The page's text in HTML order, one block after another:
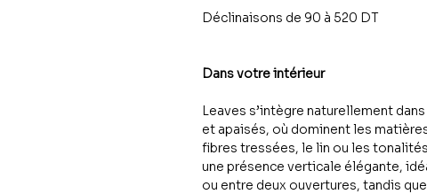
Déclinaisons de 90 à 520 DT
Dans votre intérieur
Leaves s’intègre naturellement
et apaisés, où dominent les
fibres tressées, le lin ou les
une présence verticale élégante,
ou entre deux ouvertures, tandis